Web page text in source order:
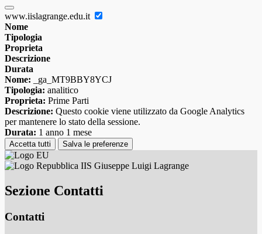
www.iislagrange.edu.it
Nome
Tipologia
Proprieta
Descrizione
Durata
Nome: _ga_MT9BBY8YCJ
Tipologia: analitico
Proprieta: Prime Parti
Descrizione: Questo cookie viene utilizzato da Google Analytics
per mantenere lo stato della sessione.
Durata: 1 anno 1 mese
Accetta tutti Salva le preferenze
IIS Giuseppe Luigi Lagrange
Sezione Contatti
Contatti